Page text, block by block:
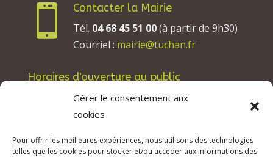
Gérer le consentement aux
cookies
Pour offrir les meilleures expériences, nous utilisons des technologies
telles que les cookies pour stocker et/ou accéder aux informations des

Contacter la Mairie
Tél. 04 68 45 51 00(à partir de 9h30)
Courriel : mairie@tuchan.fr
Horaires d'ouverture au public
Les lundis, mardis et jeudis : de 8h à 12h et de
13h30 à 17h30.
Les vendredis : de 8h à 12h.